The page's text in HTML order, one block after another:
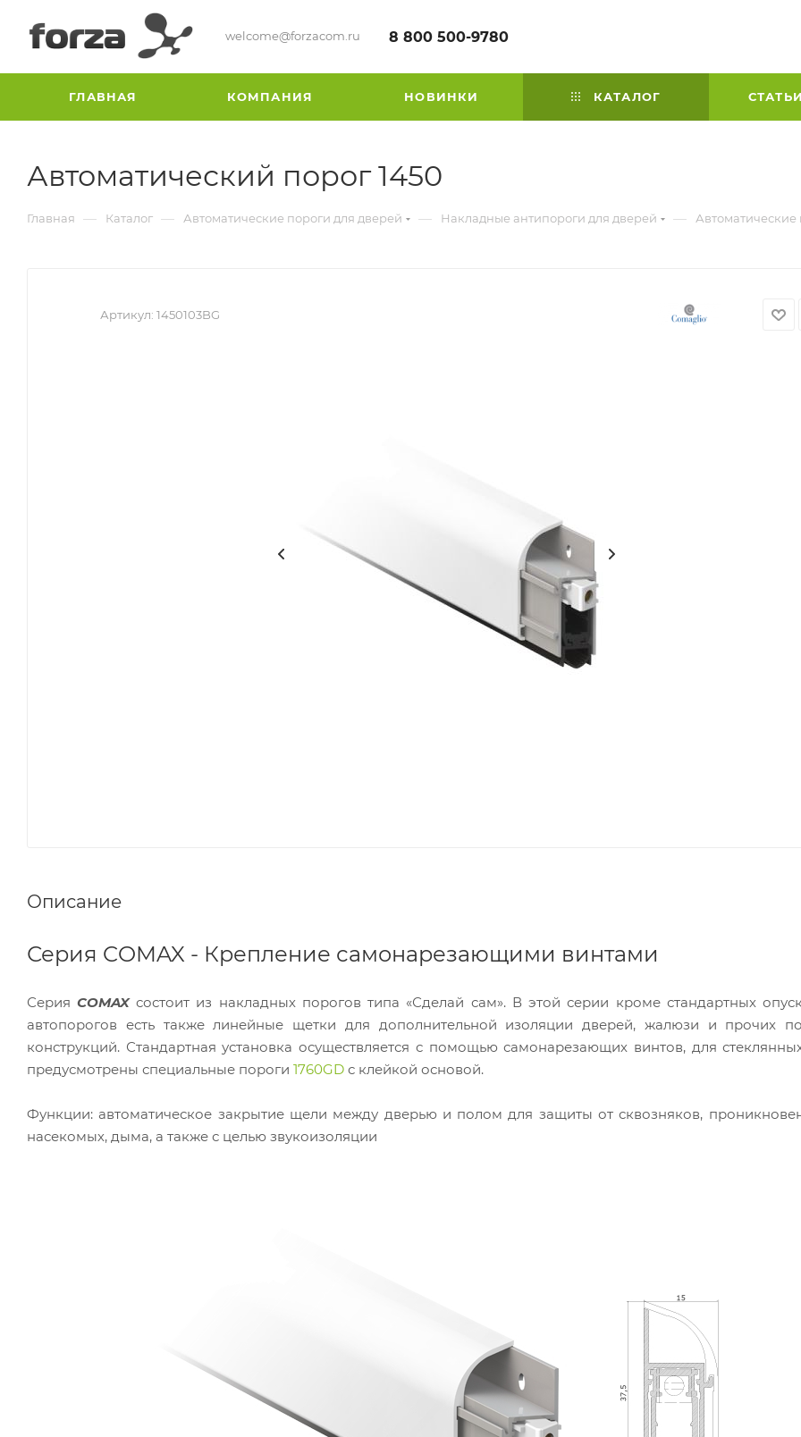
welcome@forzacom.ru 8 800 500-9780
ГЛАВНАЯ КОМПАНИЯ НОВИНКИ КАТАЛОГ
Автоматический порог 1450
Главная — Каталог — Автоматические пороги для дверей — Накладные антипороги для дверей — Автоматические
Артикул: 1450103BG
Описание
Серия COMAX - Крепление самонарезающими винтами
Серия COMAXсостоит из накладных порогов типа «Сделай сам». В этой серии кроме стандартных
автопорогов есть также линейные щетки для дополнительной изоляции дверей, жалюзи и прочих
конструкций. Стандартная установка осуществляется с помощью самонарезающих винтов, для
предусмотрены специальные пороги 1760GD с клейкой основой.
Функции: автоматическое закрытие щели между дверью и полом для защиты от сквозняков,
насекомых, дыма, а также с целью звукоизоляции